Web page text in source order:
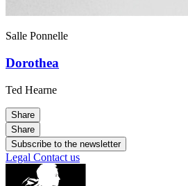
Salle Ponnelle
Dorothea
Ted Hearne
Share
Share
Subscribe to the newsletter
Legal Contact us